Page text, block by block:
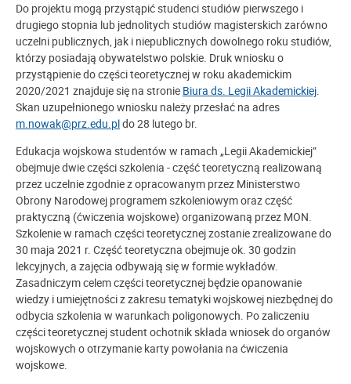
Do projektu mogą przystąpić studenci studiów pierwszego i
drugiego stopnia lub jednolitych studiów magisterskich zarówno
uczelni publicznych, jak i niepublicznych dowolnego roku studiów,
którzy posiadają obywatelstwo polskie. Druk wniosku o
przystąpienie do części teoretycznej w roku akademickim
2020/2021 znajduje się na stronie Biura ds. Legii Akademickiej.
Skan uzupełnionego wniosku należy przesłać na adres
m.nowak@prz.edu.pldo 28 lutego br.
Edukacja wojskowa studentów w ramach „Legii Akademickiej”
obejmuje dwie części szkolenia - część teoretyczną realizowaną
przez uczelnie zgodnie z opracowanym przez Ministerstwo
Obrony Narodowej programem szkoleniowym oraz część
praktyczną (ćwiczenia wojskowe) organizowaną przez MON.
Szkolenie w ramach części teoretycznej zostanie zrealizowane do
30 maja 2021 r. Część teoretyczna obejmuje ok. 30 godzin
lekcyjnych, a zajęcia odbywają się w formie wykładów.
Zasadniczym celem części teoretycznej będzie opanowanie
wiedzy i umiejętności z zakresu tematyki wojskowej niezbędnej do
odbycia szkolenia w warunkach poligonowych. Po zaliczeniu
części teoretycznej student ochotnik składa wniosek do organów
wojskowych o otrzymanie karty powołania na ćwiczenia
wojskowe.